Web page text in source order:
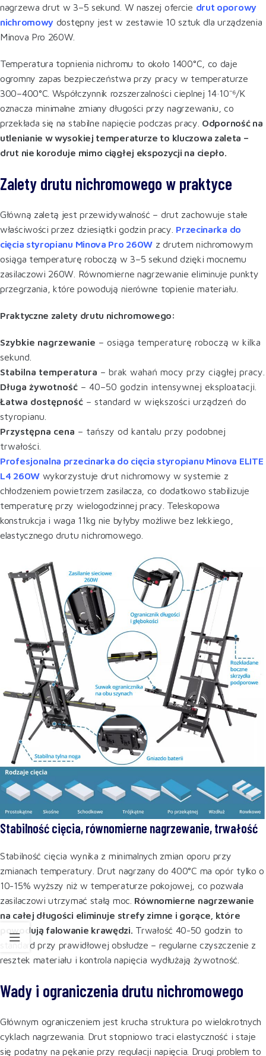
nagrzewa drut w 3–5 sekund. W naszej ofercie drut oporowy
nichromowy dostępny jest w zestawie 10 sztuk dla urządzenia
Minova Pro 260W.
Temperatura topnienia nichromu to około 1400°C, co daje
ogromny zapas bezpieczeństwa przy pracy w temperaturze
300–400°C. Współczynnik rozszerzalności cieplnej 14·10⁻⁶/K
oznacza minimalne zmiany długości przy nagrzewaniu, co
przekłada się na stabilne napięcie podczas pracy. Odporność na
utlenianie w wysokiej temperaturze to kluczowa zaleta –
drut nie koroduje mimo ciągłej ekspozycji na ciepło.
Zalety drutu nichromowego w praktyce
Główną zaletą jest przewidywalność – drut zachowuje stałe
właściwości przez dziesiątki godzin pracy. Przecinarka do
cięcia styropianu Minova Pro 260W z drutem nichromowym
osiąga temperaturę roboczą w 3–5 sekund dzięki mocnemu
zasilaczowi 260W. Równomierne nagrzewanie eliminuje punkty
przegrzania, które powodują nierówne topienie materiału.
Praktyczne zalety drutu nichromowego:
Szybkie nagrzewanie – osiąga temperaturę roboczą w kilka
sekund.
Stabilna temperatura – brak wahań mocy przy ciągłej pracy.
Długa żywotność – 40–50 godzin intensywnej eksploatacji.
Łatwa dostępność – standard w większości urządzeń do
styropianu.
Przystępna cena – tańszy od kantalu przy podobnej
trwałości.
Profesjonalna przecinarka do cięcia styropianu Minova ELITE
L4 260Wwykorzystuje drut nichromowy w systemie z
chłodzeniem powietrzem zasilacza, co dodatkowo stabilizuje
temperaturę przy wielogodzinnej pracy. Teleskopowa
konstrukcja i waga 11kg nie byłyby możliwe bez lekkiego,
elastycznego drutu nichromowego.
Stabilność cięcia, równomierne nagrzewanie, trwałość
Stabilność cięcia wynika z minimalnych zmian oporu przy
zmianach temperatury. Drut nagrzany do 400°C ma opór tylko o
10-15% wyższy niż w temperaturze pokojowej, co pozwala
zasilaczowi utrzymać stałą moc. Równomierne nagrzewanie
na całej długości eliminuje strefy zimne i gorące, które
powodują falowanie krawędzi. Trwałość 40-50 godzin to
standard przy prawidłowej obsłudze – regularne czyszczenie z
resztek materiału i kontrola napięcia wydłużają żywotność.
Wady i ograniczenia drutu nichromowego
Głównym ograniczeniem jest krucha struktura po wielokrotnych
cyklach nagrzewania. Drut stopniowo traci elastyczność i staje
się podatny na pękanie przy regulacji napięcia. Drugi problem to